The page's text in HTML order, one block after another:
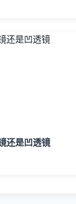
还是凹透镜